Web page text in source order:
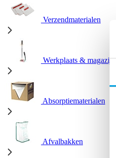
Verzendmaterialen
Werkplaats & magazijn
Absorptiematerialen
Afvalbakken